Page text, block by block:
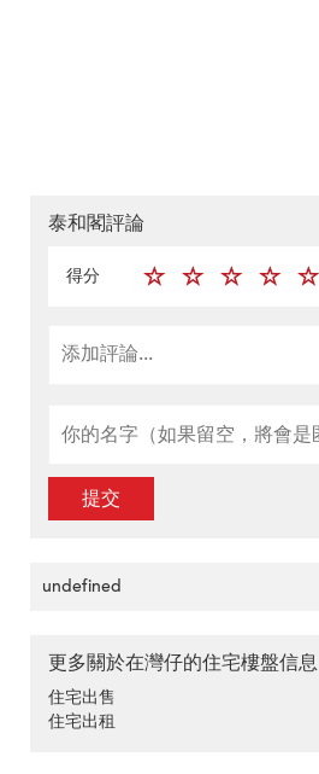
泰和閣評論
得分
提交
undefined
更多關於在灣仔的住宅樓盤信息
住宅出售
住宅出租